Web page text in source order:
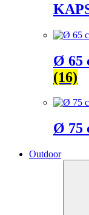
Ø 65
(16)
Ø 75
Outdoor